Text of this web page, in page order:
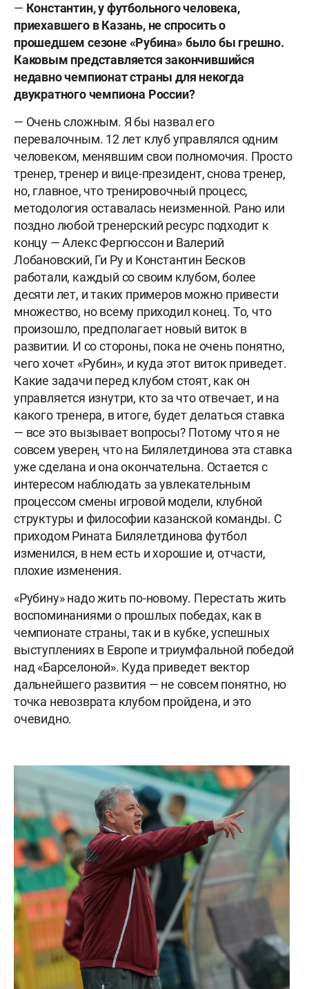
— Константин, у футбольного человека,
приехавшего в Казань, не спросить о
прошедшем сезоне «Рубина» было бы грешно.
Каковым представляется закончившийся
недавно чемпионат страны для некогда
двукратного чемпиона России?
— Очень сложным. Я бы назвал его
перевалочным. 12 лет клуб управлялся одним
человеком, менявшим свои полномочия. Просто
тренер, тренер и вице-президент, снова тренер,
но, главное, что тренировочный процесс,
методология оставалась неизменной. Рано или
поздно любой тренерский ресурс подходит к
концу — Алекс Фергюссон и Валерий
Лобановский, Ги Ру и Константин Бесков
работали, каждый со своим клубом, более
десяти лет, и таких примеров можно привести
множество, но всему приходил конец. То, что
произошло, предполагает новый виток в
развитии. И со стороны, пока не очень понятно,
чего хочет «Рубин», и куда этот виток приведет.
Какие задачи перед клубом стоят, как он
управляется изнутри, кто за что отвечает, и на
какого тренера, в итоге, будет делаться ставка
— все это вызывает вопросы? Потому что я не
совсем уверен, что на Билялетдинова эта ставка
уже сделана и она окончательна. Остается с
интересом наблюдать за увлекательным
процессом смены игровой модели, клубной
структуры и философии казанской команды. С
приходом Рината Билялетдинова футбол
изменился, в нем есть и хорошие и, отчасти,
плохие изменения.
«Рубину» надо жить по-новому. Перестать жить
воспоминаниями о прошлых победах, как в
чемпионате страны, так и в кубке, успешных
выступлениях в Европе и триумфальной победой
над «Барселоной». Куда приведет вектор
дальнейшего развития — не совсем понятно, но
точка невозврата клубом пройдена, и это
очевидно.